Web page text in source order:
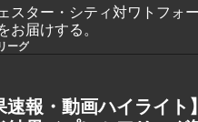
スター・シティ対ワトフォ
お届けする。
ーグ
速報・動画ハイライ